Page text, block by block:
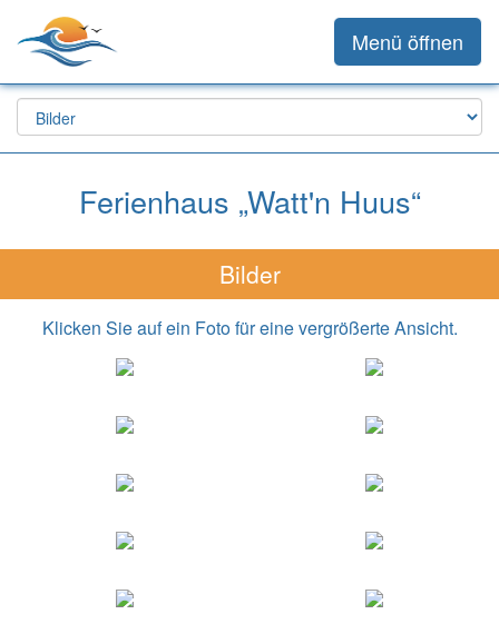
Menü öffnen
Ferienhaus „Watt'n Huus“
Bilder
Klicken Sie auf ein Foto für eine vergrößerte Ansicht.